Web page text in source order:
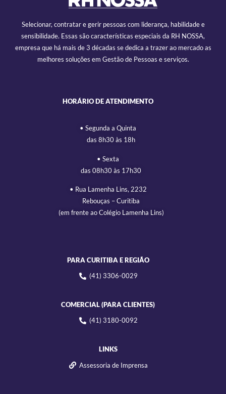
Selecionar, contratar e gerir pessoas com liderança, habilidade e
sensibilidade. Essas são características especiais da RH NOSSA,
empresa que há mais de 3 décadas se dedica a trazer ao mercado as
melhores soluções em Gestão de Pessoas e serviços.
HORÁRIO DE ATENDIMENTO
• Segunda a Quinta
das 8h30 às 18h
• Sexta
das 08h30 às 17h30
• Rua Lamenha Lins, 2232
Rebouças – Curitiba
(em frente ao Colégio Lamenha Lins)
PARA CURITIBA E REGIÃO
(41) 3306-0029
COMERCIAL (PARA CLIENTES)
(41) 3180-0092
LINKS
Assessoria de Imprensa